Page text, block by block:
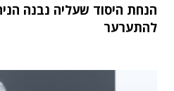
הנחת היסוד שעליה נבנה
להתערער